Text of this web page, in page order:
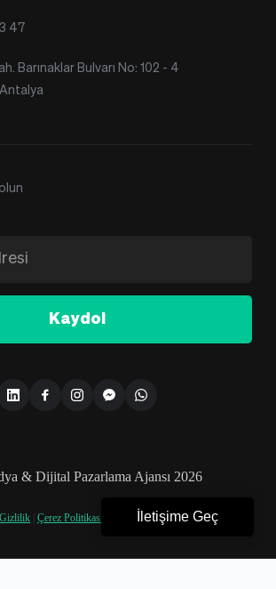
47
Barınaklar Bulvarı No: 102 - 4
Kaydol
& Dijital Pazarlama Ajansı 2026
Gizlilik |Çerez Politikası İletişime Geç